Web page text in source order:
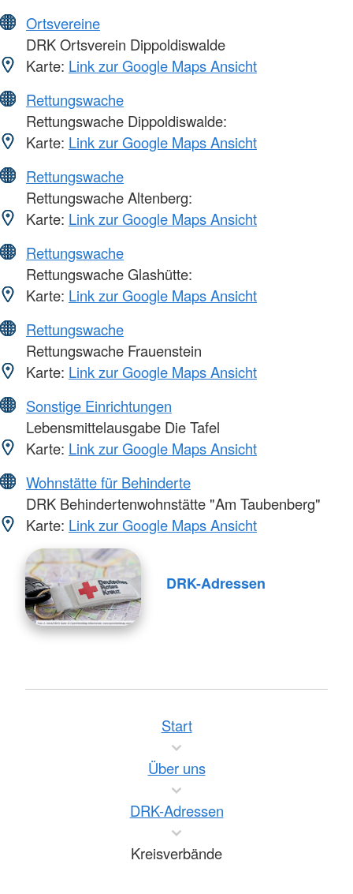
Ortsvereine
DRK Ortsverein Dippoldiswalde
Karte: Link zur Google Maps Ansicht
Rettungswache
Rettungswache Dippoldiswalde:
Karte: Link zur Google Maps Ansicht
Rettungswache
Rettungswache Altenberg:
Karte: Link zur Google Maps Ansicht
Rettungswache
Rettungswache Glashütte:
Karte: Link zur Google Maps Ansicht
Rettungswache
Rettungswache Frauenstein
Karte: Link zur Google Maps Ansicht
Sonstige Einrichtungen
Lebensmittelausgabe Die Tafel
Karte: Link zur Google Maps Ansicht
Wohnstätte für Behinderte
DRK Behindertenwohnstätte "Am Taubenberg"
Karte: Link zur Google Maps Ansicht
DRK-Adressen
Start
Über uns
DRK-Adressen
Kreisverbände